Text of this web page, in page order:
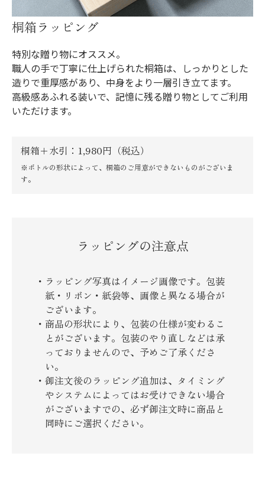
桐箱ラッピング
特別な贈り物にオススメ。
職人の手で丁寧に仕上げられた桐箱は、しっかりとした
造りで重厚感があり、中身をより一層引き立てます。
高級感あふれる装いで、記憶に残る贈り物としてご利用
いただけます。
桐箱＋水引：1,980円（税込）
※ボトルの形状によって、桐箱のご用意ができないものがございま
す。
ラッピングの注意点
ラッピング写真はイメージ画像です。包装
紙・リボン・紙袋等、画像と異なる場合が
ございます。
商品の形状により、包装の仕様が変わるこ
とがございます。包装のやり直しなどは承
っておりませんので、予めご了承くださ
い。
御注文後のラッピング追加は、タイミング
やシステムによってはお受けできない場合
がございますでの、必ず御注文時に商品と
同時にご選択ください。